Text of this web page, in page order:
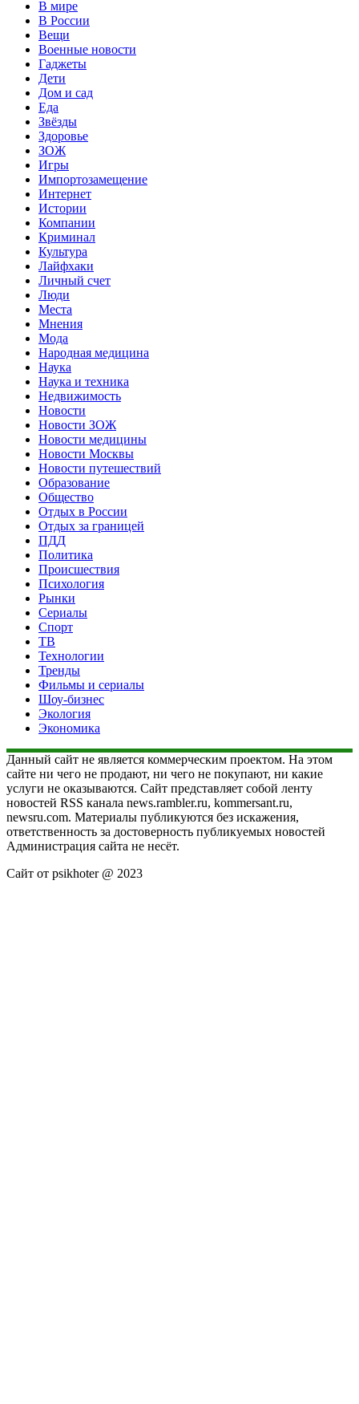
В мире
В России
Вещи
Военные новости
Гаджеты
Дети
Дом и сад
Еда
Звёзды
Здоровье
ЗОЖ
Игры
Импортозамещение
Интернет
Истории
Компании
Криминал
Культура
Лайфхаки
Личный счет
Люди
Места
Мнения
Мода
Народная медицина
Наука
Наука и техника
Недвижимость
Новости
Новости ЗОЖ
Новости медицины
Новости Москвы
Новости путешествий
Образование
Общество
Отдых в России
Отдых за границей
ПДД
Политика
Происшествия
Психология
Рынки
Сериалы
Спорт
ТВ
Технологии
Тренды
Фильмы и сериалы
Шоу-бизнес
Экология
Экономика
Данный сайт не является коммерческим проектом. На этом
сайте ни чего не продают, ни чего не покупают, ни какие
услуги не оказываются. Сайт представляет собой ленту
новостей RSS канала news.rambler.ru, kommersant.ru,
newsru.com. Материалы публикуются без искажения,
ответственность за достоверность публикуемых новостей
Администрация сайта не несёт.
Сайт от psikhoter @ 2023